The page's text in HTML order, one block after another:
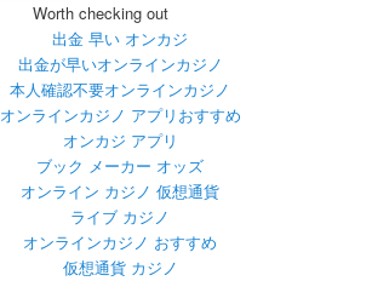
Worth checking out
出金 早い オンカジ
出金が早いオンラインカジノ
本人確認不要オンラインカジノ
オンラインカジノ アプリおすすめ
オンカジ アプリ
ブック メーカー オッズ
オンライン カジノ 仮想通貨
ライブ カジノ
オンラインカジノ おすすめ
仮想通貨 カジノ